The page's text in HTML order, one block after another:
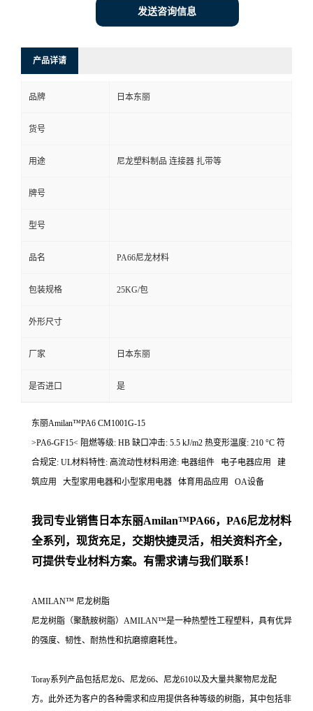
发送咨询信息
产品详请
品牌 日本东丽
货号
用途 尼龙塑料制品 连接器 扎带等
牌号
型号
品名 PA66尼龙材料
包装规格 25KG/包
外形尺寸
厂家 日本东丽
是否进口 是
东丽Amilan™PA6 CM1001G-15
>PA6-GF15< 阻燃等级: HB 缺口冲击: 5.5 kJ/m2 热变形温度: 210 °C 符
合规定: UL材料特性: 高流动性材料用途: 电器组件 电子电器应用 建
筑应用 大型家用电器和小型家用电器 体育用品应用 OA设备
我司专业销售日本东丽Amilan™PA66，PA6尼龙材料
全系列，现货充足，交期快捷灵活，相关资料齐全，
可提供专业材料方案。有需求请与我们联系！
AMILAN™ 尼龙树脂
尼龙树脂（聚酰胺树脂）AMILAN™是一种热塑性工程塑料，具有优异
的强度、韧性、耐热性和抗磨擦磨耗性。
Toray系列产品包括尼龙6、尼龙66、尼龙610以及大量共聚物尼龙配
方。此外还为客户的各种需求和应用提供各种等级的树脂，其中包括非